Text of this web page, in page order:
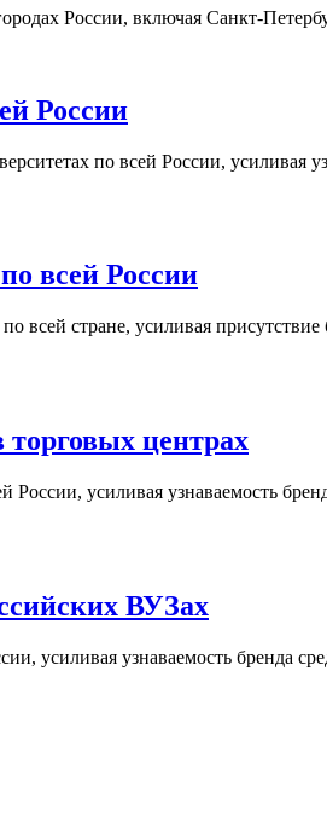
России, включая Санкт-
России
по всей России, усиливая
всей России
стране, усиливая
центрах
усиливая узнаваемость
ВУЗах
усиливая узнаваемость бренда